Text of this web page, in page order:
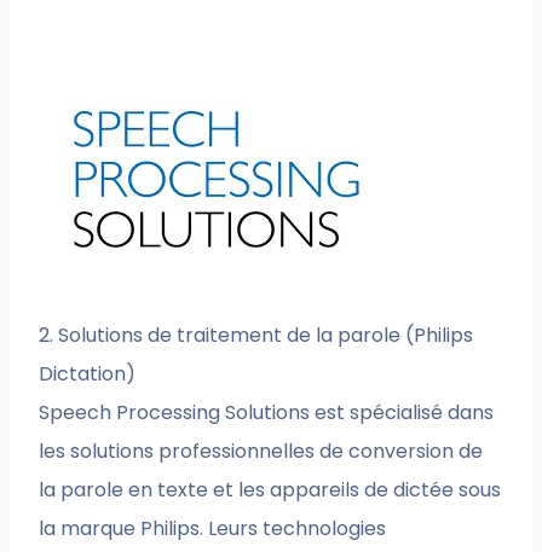
2. Solutions de traitement de la parole (Philips
Dictation)
Speech Processing Solutions est spécialisé dans
les solutions professionnelles de conversion de
la parole en texte et les appareils de dictée sous
la marque Philips. Leurs technologies